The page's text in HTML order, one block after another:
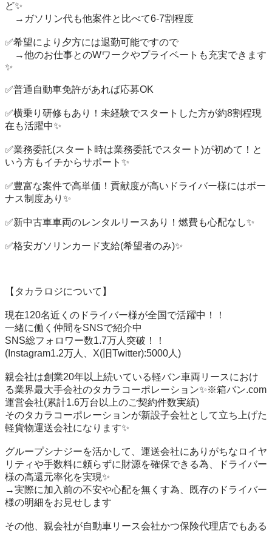
ど✨
→ガソリン代も他案件と比べて6-7割程度
✅希望により夕方には退勤可能ですので
→他のお仕事とのWワークやプライベートも充実できます
✨
✅普通自動車免許があれば応募OK
✅横乗り研修もあり！未経験でスタートした方が約8割程現
在も活躍中✨
✅業務委託(スタート時は業務委託でスタート)が初めて！と
いう方もイチからサポート✨
✅豊富な案件で高単価！貢献度が高いドライバー様にはボー
ナス制度あり✨
✅新中古車車両のレンタルリースあり！燃費も心配なし✨
✅格安ガソリンカード支給(希望者のみ)✨
【タカラロジについて】
現在120名近くのドライバー様が全国で活躍中！！
一緒に働く仲間をSNSで紹介中
SNS総フォロワー数1.7万人突破！！
(Instagram1.2万人、X(旧Twitter):5000人)
親会社は創業20年以上続いている軽バン車両リースにおけ
る業界最大手会社のタカラコーポレーション✨※箱バン.com
運営会社(累計1.6万台以上のご契約件数実績)
そのタカラコーポレーションが新設子会社として立ち上げた
軽貨物運送会社になります✨
グループシナジーを活かして、運送会社にありがちなロイヤ
リティや手数料に頼らずに財源を確保できる為、ドライバー
様の高還元率化を実現✨
→実際に加入前の不安や心配を無くす為、既存のドライバー
様の明細をお見せします
その他、親会社が自動車リース会社かつ保険代理店でもある